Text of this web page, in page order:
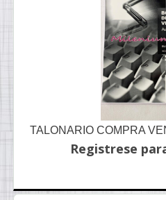
TALONARIO COMPRA
Registrese